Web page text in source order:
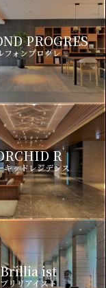
PROGRES
フォンプログレ
R
キッドレジデンス
Brillia ist
ブリリアイスト